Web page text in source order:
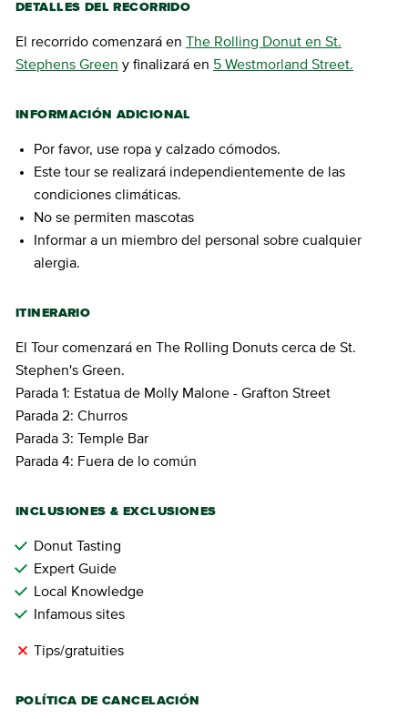
DETALLES DEL RECORRIDO
El recorrido comenzará en The Rolling Donut en St.
Stephens Green y finalizará en 5 Westmorland Street.
INFORMACIÓN ADICIONAL
Por favor, use ropa y calzado cómodos.
Este tour se realizará independientemente de las
condiciones climáticas.
No se permiten mascotas
Informar a un miembro del personal sobre cualquier
alergia.
ITINERARIO
El Tour comenzará en The Rolling Donuts cerca de St.
Stephen's Green.
Parada 1: Estatua de Molly Malone - Grafton Street
Parada 2: Churros
Parada 3: Temple Bar
Parada 4: Fuera de lo común
INCLUSIONES & EXCLUSIONES
Donut Tasting
Expert Guide
Local Knowledge
Infamous sites
Tips/gratuities
POLÍTICA DE CANCELACIÓN